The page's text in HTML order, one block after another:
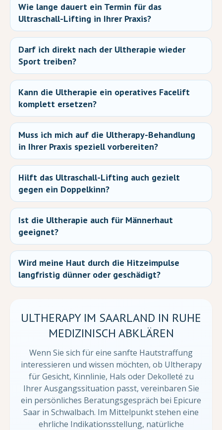
Wie lange dauert ein Termin für das
Ultraschall-Lifting in Ihrer Praxis?
Darf ich direkt nach der Ultherapie wieder
Sport treiben?
Kann die Ultherapie ein operatives Facelift
komplett ersetzen?
Muss ich mich auf die Ultherapy-Behandlung
in Ihrer Praxis speziell vorbereiten?
Hilft das Ultraschall-Lifting auch gezielt
gegen ein Doppelkinn?
Ist die Ultherapie auch für Männerhaut
geeignet?
Wird meine Haut durch die Hitzeimpulse
langfristig dünner oder geschädigt?
ULTHERAPY IM SAARLAND IN RUHE
MEDIZINISCH ABKLÄREN
Wenn Sie sich für eine sanfte Hautstraffung
interessieren und wissen möchten, ob Ultherapy
für Gesicht, Kinnlinie, Hals oder Dekolleté zu
Ihrer Ausgangssituation passt, vereinbaren Sie
ein persönliches Beratungsgespräch bei Epicure
Saar in Schwalbach. Im Mittelpunkt stehen eine
ehrliche Indikationsstellung, natürliche